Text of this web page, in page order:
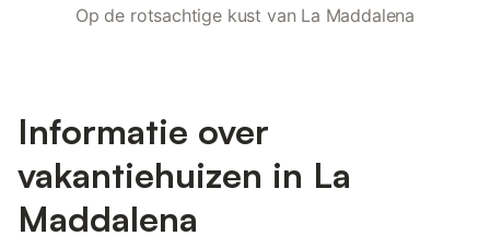
Op de rotsachtige kust van La Maddalena
Informatie over
vakantiehuizen in La
Maddalena